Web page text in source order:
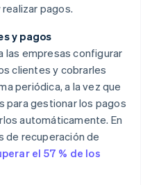
pagos.
y pagos
las empresas configurar
clientes y cobrarles
periódica, a la vez que
para gestionar los pagos
automáticamente. En
de recuperación de
el 57 % de los